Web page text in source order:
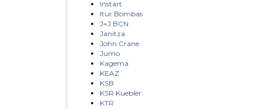
Instart
Itur Bombas
J+J BCN
Janitza
John Crane
Jumo
Kagema
KEAZ
KSB
KSR Kuebler
KTR